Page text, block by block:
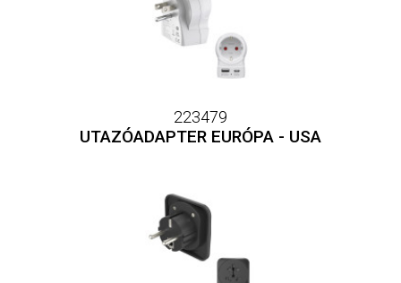
223479
UTAZÓADAPTER EURÓPA - USA